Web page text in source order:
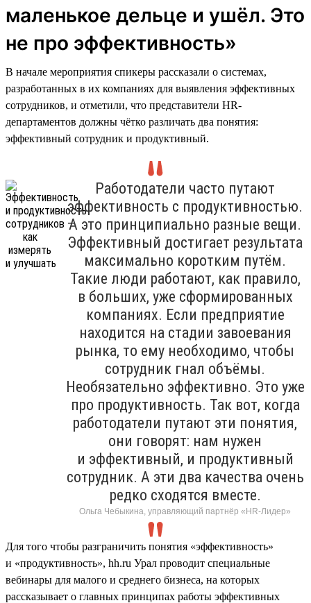
маленькое дельце и ушёл. Это
не про эффективность»
В начале мероприятия спикеры рассказали о системах,
разработанных в их компаниях для выявления эффективных
сотрудников, и отметили, что представители HR-
департаментов должны чётко различать два понятия:
эффективный сотрудник и продуктивный.
Работодатели часто путают
эффективность с продуктивностью.
А это принципиально разные вещи.
Эффективный достигает результата
максимально коротким путём.
Такие люди работают, как правило,
в больших, уже сформированных
компаниях. Если предприятие
находится на стадии завоевания
рынка, то ему необходимо, чтобы
сотрудник гнал объёмы.
Необязательно эффективно. Это уже
про продуктивность. Так вот, когда
работодатели путают эти понятия,
они говорят: нам нужен
и эффективный, и продуктивный
сотрудник. А эти два качества очень
редко сходятся вместе.
Ольга Чебыкина, управляющий партнёр «HR-Лидер»
Для того чтобы разграничить понятия «эффективность»
и «продуктивность», hh.ru Урал проводит специальные
вебинары для малого и среднего бизнеса, на которых
рассказывает о главных принципах работы эффективных